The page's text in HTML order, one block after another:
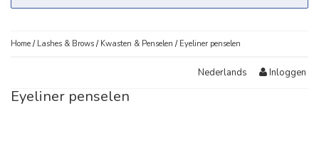
Home / Lashes & Brows / Kwasten & Penselen / Eyeliner penselen
Nederlands Inloggen
Eyeliner penselen